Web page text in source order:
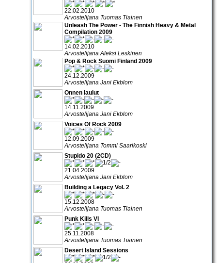
22.02.2010
Arvostelijana Tuomas Tiainen
Unleash The Power - The Finnish Heavy & Metal
Compilation 2009
14.02.2010
Arvostelijana Aleksi Leskinen
Pop & Rock Suomi Finland 2009
24.12.2009
Arvostelijana Jani Ekblom
Onnen laulut
14.11.2009
Arvostelijana Jani Ekblom
Voices Of Rock 2009
12.09.2009
Arvostelijana Tommi Saarikoski
Stupido 20 (2CD)
21.04.2009
Arvostelijana Jani Ekblom
Building a Legacy Vol. 2
15.12.2008
Arvostelijana Tuomas Tiainen
Punk Kills VI
25.11.2008
Arvostelijana Tuomas Tiainen
Desert Island Sessions